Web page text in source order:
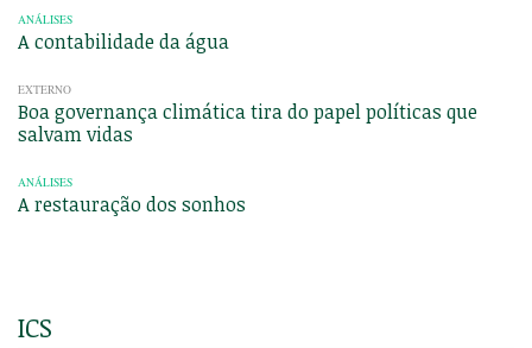
ANÁLISES
A contabilidade da água
EXTERNO
Boa governança climática tira do papel políticas que
salvam vidas
ANÁLISES
A restauração dos sonhos
ICS